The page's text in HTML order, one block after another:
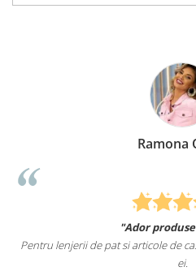
Ramona
"Ador
Pentru lenjerii de pat si articole de
ei.